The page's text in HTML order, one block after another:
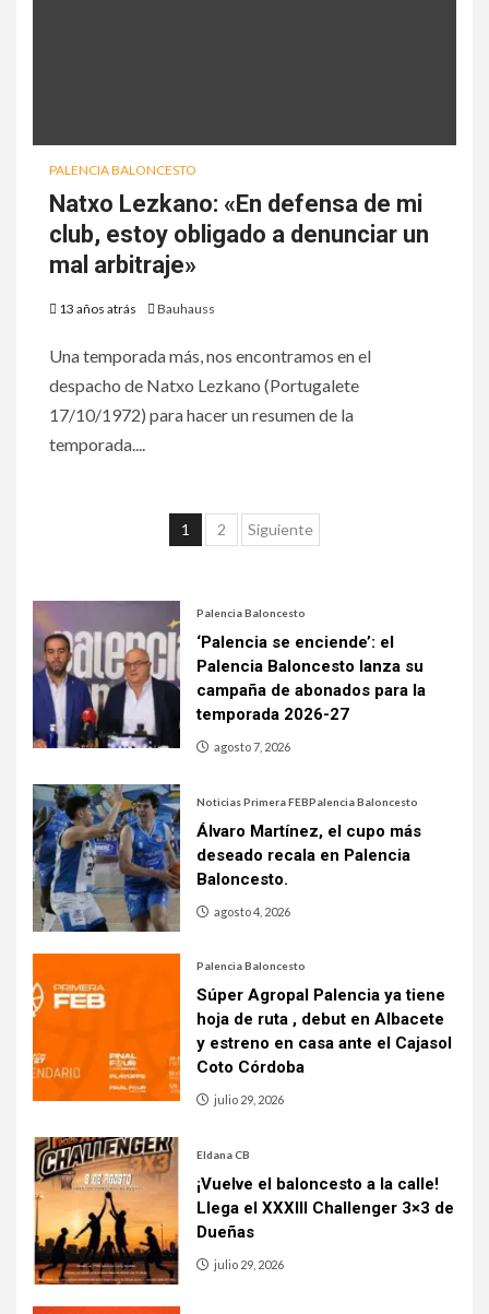
PALENCIA BALONCESTO
Natxo Lezkano: «En defensa de mi
club, estoy obligado a denunciar un
mal arbitraje»
13 años atrás Bauhauss
Una temporada más, nos encontramos en el
despacho de Natxo Lezkano (Portugalete
17/10/1972) para hacer un resumen de la
temporada....
1 2 Siguiente
Palencia Baloncesto
‘Palencia se enciende’: el
Palencia Baloncesto lanza su
campaña de abonados para la
temporada 2026-27
agosto 7, 2026
Noticias Primera FEBPalencia Baloncesto
Álvaro Martínez, el cupo más
deseado recala en Palencia
Baloncesto.
agosto 4, 2026
Palencia Baloncesto
Súper Agropal Palencia ya tiene
hoja de ruta , debut en Albacete
y estreno en casa ante el Cajasol
Coto Córdoba
julio 29, 2026
Eldana CB
¡Vuelve el baloncesto a la calle!
Llega el XXXIII Challenger 3×3 de
Dueñas
julio 29, 2026